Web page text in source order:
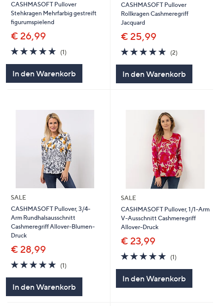
CASHMASOFT Pullover
Stehkragen Mehrfarbig gestreift
figurumspielend
€ 26,99
5.0
von
(1)1
In den Warenkorb
CASHMASOFT Pullover
Rollkragen Cashmeregriff
Jacquard
€ 25,99
5.0
von
(2)2
In den Warenkorb
SALE
CASHMASOFT Pullover, 3/4-
Arm Rundhalsausschnitt
Cashmeregriff Allover-Blumen-
Druck
€ 28,99
5.0
von
(1)1
In den Warenkorb
SALE
CASHMASOFT Pullover, 1/1-Arm
V-Ausschnitt Cashmeregriff
Allover-Druck
€ 23,99
5.0
von
(1)1
In den Warenkorb